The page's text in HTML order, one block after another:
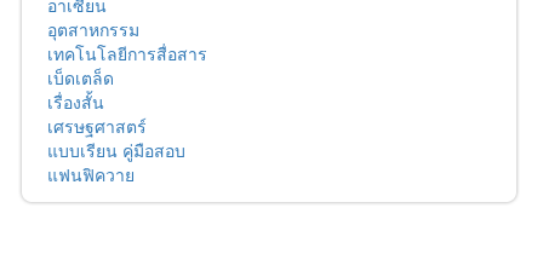
อาเซียน
อุตสาหกรรม
เทคโนโลยีการสื่อสาร
เบ็ดเตล็ด
เรื่องสั้น
เศรษฐศาสตร์
แบบเรียน คู่มือสอบ
แฟนฟิควาย